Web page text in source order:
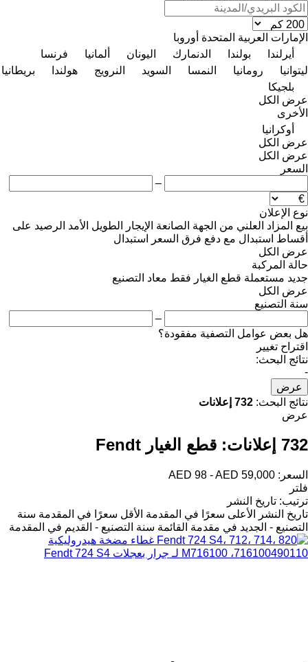
الإمارات العربية المتحدة أوروبا
أيرلندا
بولندا الدنمارك اليونان ألمانيا
فرنسا
ليتوانيا
رومانيا النمسا السويد النرويج هولندا
بريطانيا
بلجيكا
عرض الكل
الأخرى
أوكرانيا
عرض الكل
عرض الكل
السعر
–
نوع الإعلان
بيع المزاد العلني من الجهة الصانعة الإيجار الطويل الأمد الرصيد على
أقساط استبدال مع دفع فرق السعر
استبدال
عرض الكل
حالة المركبة
جديد مستعملة قطع الغيار فقط معاد التصنيع
عرض الكل
سنة التصنيع
–
هل بعض عوامل التصفية مفقودة؟
اقتراح تغيير
نتائج البحث:
-
عرض
نتائج البحث: 732 إعلانات
عرض
732 إعلانات: قطع الغيار Fendt
السعر: AED 98 - AED 59,000
فلتر
ترتيب: تاريخ النشر
تاريخ النشر
الأعلى سعرًا في المقدمة الأقل سعرًا في المقدمة سنة
التصنيع - الجديد في مقدمة القائمة سنة التصنيع - القديم في المقدمة